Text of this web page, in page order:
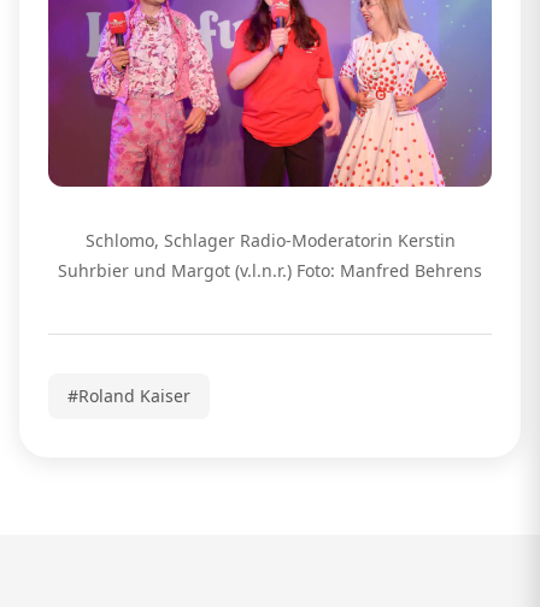
Schlomo, Schlager Radio-Moderatorin Kerstin
Suhrbier und Margot (v.l.n.r.) Foto: Manfred Behrens
#Roland Kaiser